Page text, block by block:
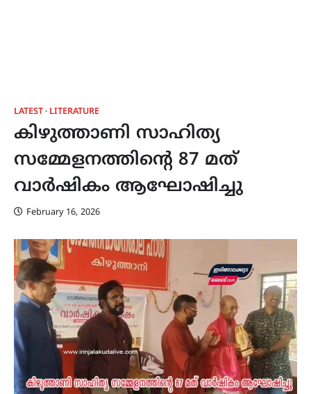
LATEST LITERATURE
കിഴുത്താണി സാഹിത്യ
സമ്മേളനത്തിന്റെ 87 മത്
വാർഷികം ആഘോഷിച്ചു
February 16, 2026